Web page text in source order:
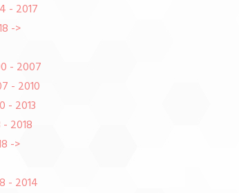
- 2017
->
- 2007
- 2010
- 2013
- 2018
->
- 2014